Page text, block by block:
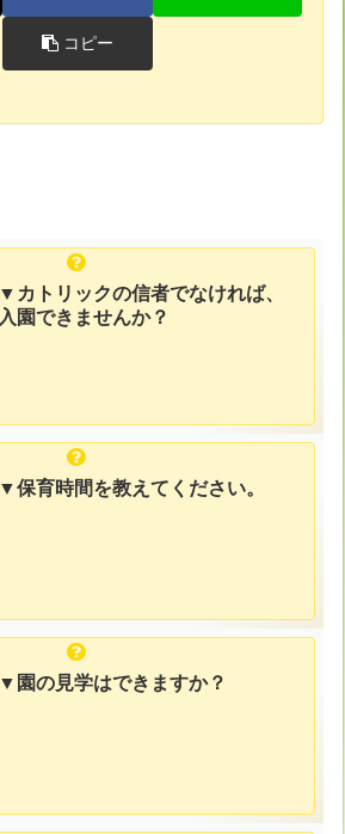
コピー
▼カトリックの信者でなければ、
入園できませんか？
▼保育時間を教えてください。
▼園の見学はできますか？